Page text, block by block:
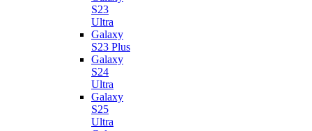
S23
Ultra
Galaxy
S23 Plus
Galaxy
S24
Ultra
Galaxy
S25
Ultra